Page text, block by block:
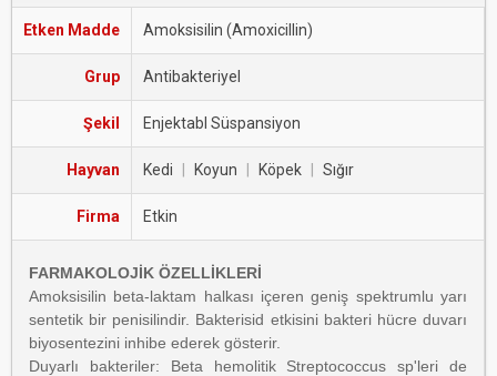
Etken Madde Amoksisilin (Amoxicillin)
Grup Antibakteriyel
Şekil Enjektabl Süspansiyon
Hayvan Kedi Koyun Köpek Sığır
Firma Etkin
FARMAKOLOJİK ÖZELLİKLERİ
Amoksisilin beta-laktam halkası içeren geniş spektrumlu yarı
sentetik bir penisilindir. Bakterisid etkisini bakteri hücre duvarı
biyosentezini inhibe ederek gösterir.
Duyarlı bakteriler: Beta hemolitik Streptococcus sp'leri de